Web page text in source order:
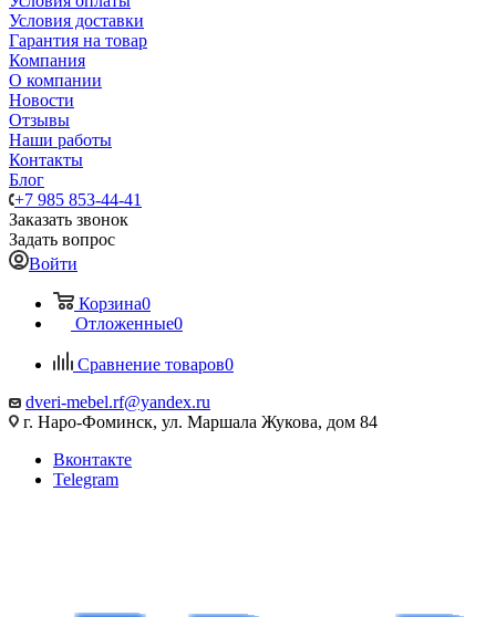
Условия доставки
Гарантия на товар
Компания
О компании
Новости
Отзывы
Наши работы
Контакты
Блог
+7 985 853-44-41
Заказать звонок
Задать вопрос
Войти
Корзина0
Отложенные0
Сравнение товаров0
dveri-mebel.rf@yandex.ru
г. Наро-Фоминск, ул. Маршала Жукова, дом 84
Вконтакте
Telegram